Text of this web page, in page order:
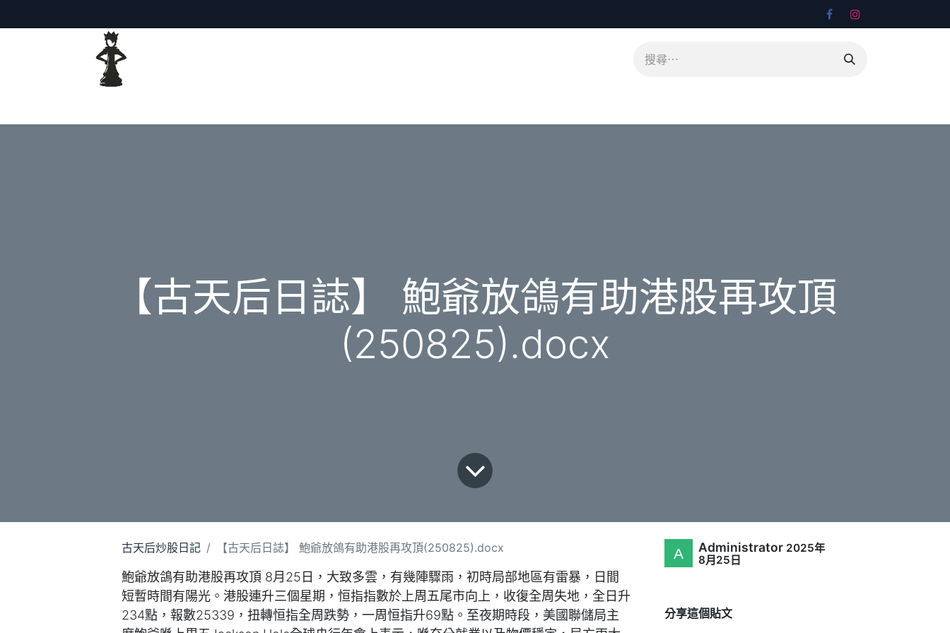
【古天后日誌】 鮑爺放鴿有助港股再攻頂
(250825).docx
古天后炒股日記 【古天后日誌】 鮑爺放鴿有助港股再攻頂(250825).docx
鮑爺放鴿有助港股再攻頂 8月25日，大致多雲，有幾陣驟雨，初時局部地區有雷暴，日間
短暫時間有陽光。港股連升三個星期，恒指指數於上周五尾市向上，收復全周失地，全日升
234點，報數25339，扭轉恒指全周跌勢，一周恒指升69點。至夜期時段，美國聯儲局主
Administrator 2025年
8月25日
分享這個貼文